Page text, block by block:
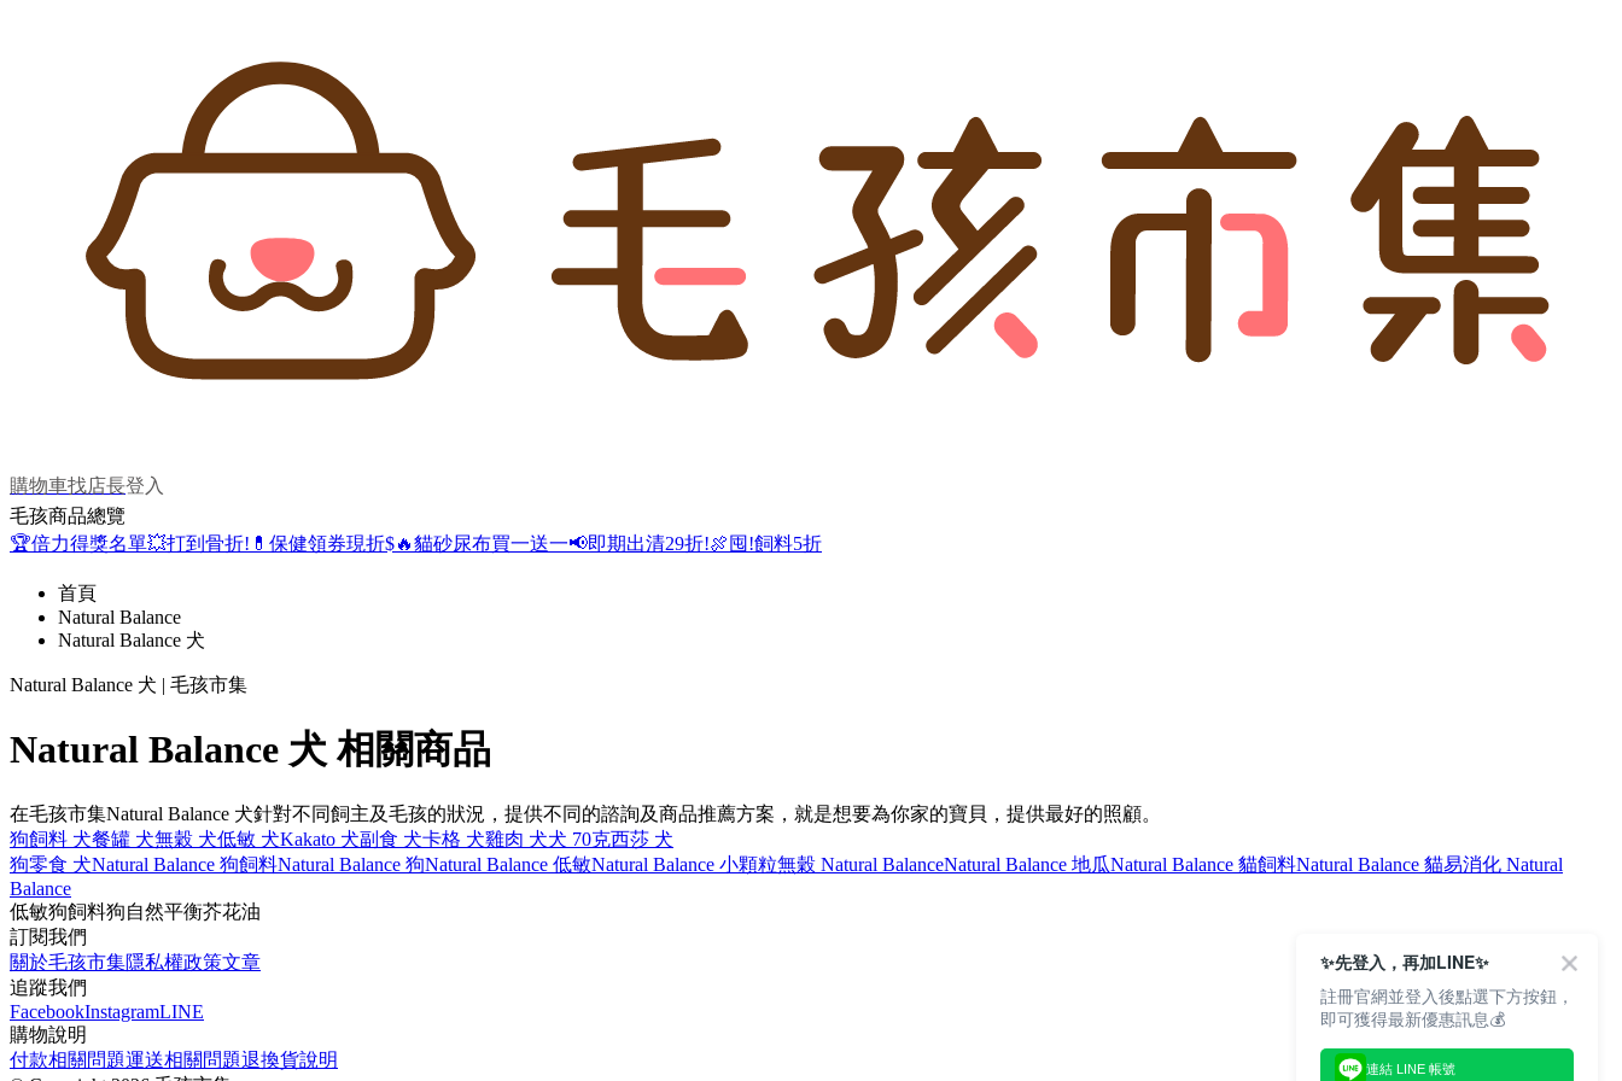
購物車找店長登入
毛孩商品總覽
🏆倍力得獎名單💥打到骨折! 💊保健領券現折$🔥貓砂尿布買一送一📢即期出清29折!🍖囤!飼料5折
首頁
Natural Balance
Natural Balance 犬
Natural Balance 犬 | 毛孩市集
Natural Balance 犬 相關商品
在毛孩市集Natural Balance 犬針對不同飼主及毛孩的狀況，提供不同的諮詢及商品推薦方案，就是想要為你家的寶貝，提供最好的照顧。
狗飼料 犬餐罐 犬無穀 犬低敏 犬Kakato 犬副食 犬卡格 犬雞肉 犬犬 70克西莎 犬
狗零食 犬Natural Balance 狗飼料Natural Balance 狗Natural Balance 低敏Natural Balance 小顆粒無穀 Natural BalanceNatural Balance 地瓜Natural Balance 貓飼料Natural Balance 貓易消化 Natural
Balance
低敏狗飼料狗自然平衡芥花油
訂閱我們
關於毛孩市集隱私權政策文章
追蹤我們
FacebookInstagramLINE
購物說明
付款相關問題運送相關問題退換貨說明
✨先登入，再加LINE✨
註冊官網並登入後點選下方按鈕，
即可獲得最新優惠訊息💰
連結 LINE 帳號